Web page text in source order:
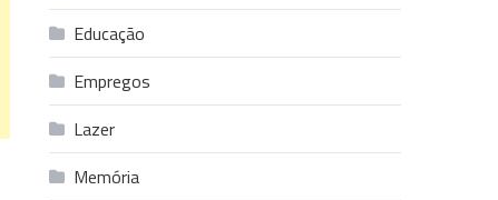
Educação
Empregos
Lazer
Memória